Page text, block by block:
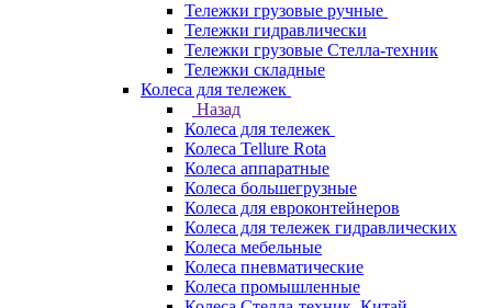
Тележки грузовые ручные
Тележки гидравлически
Тележки грузовые Стелла-техник
Тележки складные
Колеса для тележек
Назад
Колеса для тележек
Колеса Tellure Rota
Колеса аппаратные
Колеса большегрузные
Колеса для евроконтейнеров
Колеса для тележек гидравлических
Колеса мебельные
Колеса пневматические
Колеса промышленные